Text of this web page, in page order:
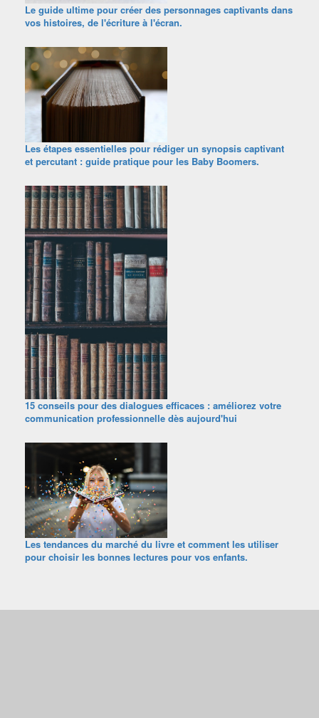
Le guide ultime pour créer des personnages captivants dans
vos histoires, de l'écriture à l'écran.
Les étapes essentielles pour rédiger un synopsis captivant
et percutant : guide pratique pour les Baby Boomers.
15 conseils pour des dialogues efficaces : améliorez votre
communication professionnelle dès aujourd'hui
Les tendances du marché du livre et comment les utiliser
pour choisir les bonnes lectures pour vos enfants.